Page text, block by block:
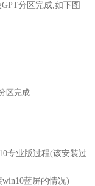
分区完成,如下图
专业版过程(该安装过
蓝屏的情况)